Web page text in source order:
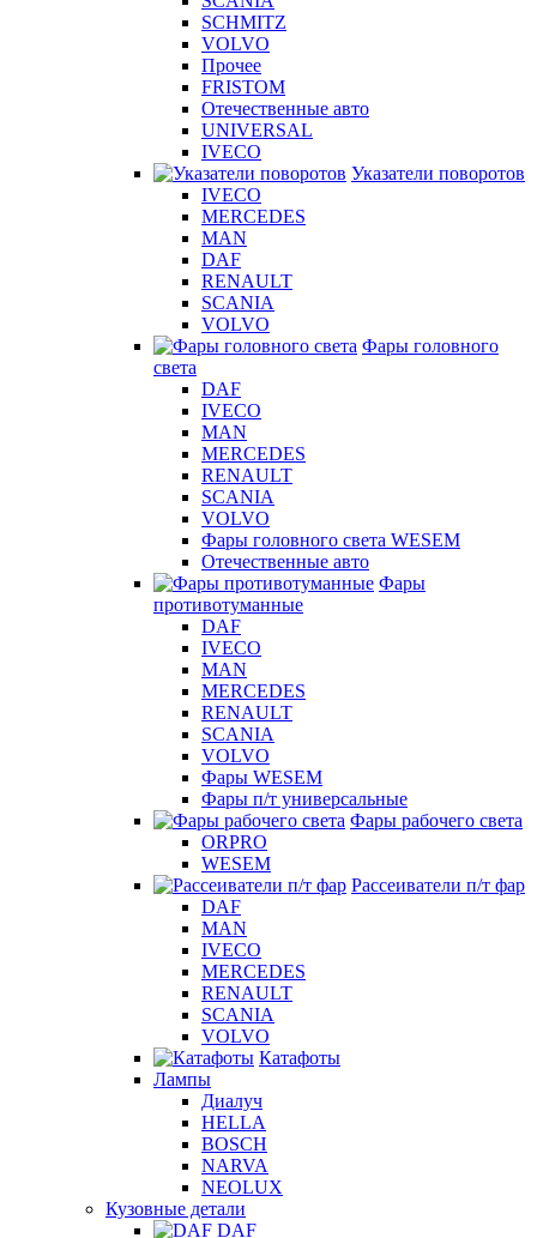
SCHMITZ
VOLVO
Прочее
FRISTOM
Отечественные авто
UNIVERSAL
IVECO
Указатели поворотов
IVECO
MERCEDES
MAN
DAF
RENAULT
SCANIA
VOLVO
Фары головного
света
DAF
IVECO
MAN
MERCEDES
RENAULT
SCANIA
VOLVO
Фары головного света WESEM
Отечественные авто
Фары
противотуманные
DAF
IVECO
MAN
MERCEDES
RENAULT
SCANIA
VOLVO
Фары WESEM
Фары п/т универсальные
Фары рабочего света
ORPRO
WESEM
Рассеиватели п/т фар
DAF
MAN
IVECO
MERCEDES
RENAULT
SCANIA
VOLVO
Катафоты
Лампы
Диалуч
HELLA
BOSCH
NARVA
NEOLUX
Кузовные детали
DAF